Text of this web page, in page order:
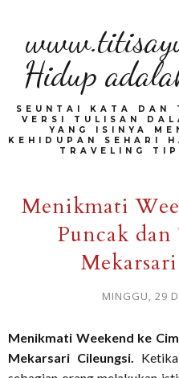
Hidup
SEUNTAI KATA DAN
VERSI TULISAN
YANG ISINYA
KEHIDUPAN SEHARI
TRAVELING
Menikmati
Puncak
MINGGU, 29
Menikmati Weekend ke
Mekarsari Cileungsi.